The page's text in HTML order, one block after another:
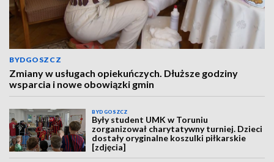
BYDGOSZCZ
Zmiany w usługach opiekuńczych. Dłuższe godziny
wsparcia i nowe obowiązki gmin
BYDGOSZCZ
Były student UMK w Toruniu
zorganizował charytatywny turniej. Dzieci
dostały oryginalne koszulki piłkarskie
[zdjęcia]